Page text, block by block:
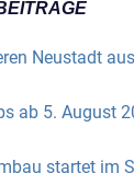
Neustadt
ab 5. August
startet im